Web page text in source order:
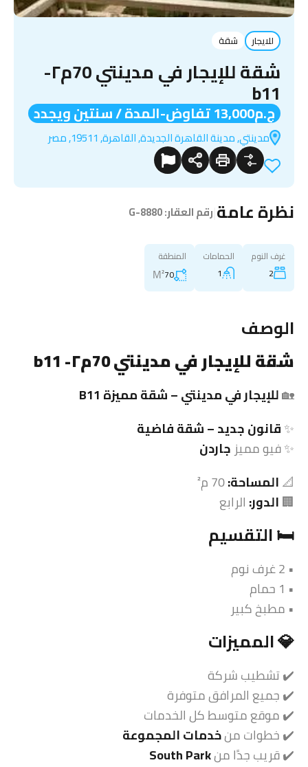
للايجار شقة
شقة للإيجار في مدينتي 70م٢-
b11
ج.م13,000 تفاوض-المدة / سنتين ويجدد
مدينتي, مدينة القاهرة الجديدة, القاهرة, 19511, مصر
نظرة عامة رقم العقار:G-8880
غرف النوم
2
الحمامات
1
المنطقة
70
M²
الوصف
شقةللإيجار في مدينتي 70م٢- b11
🏡للإيجار في مدينتي –شقةمميزة B11
✨قانون جديد –شقةفاضية
✨ فيو مميز جاردن
📐المساحة:
🏢الدور: الرابع
🛏️ التقسيم
• 2 غرف نوم
• 1 حمام
• مطبخ كبير
💎 المميزات
✔️ تشطيب شركة
✔️ جميع المرافق متوفرة
✔️ موقع متوسط كل الخدمات
✔️ خطوات منخدمات المجموعة
✔️ قريب جدًا منSouth Park